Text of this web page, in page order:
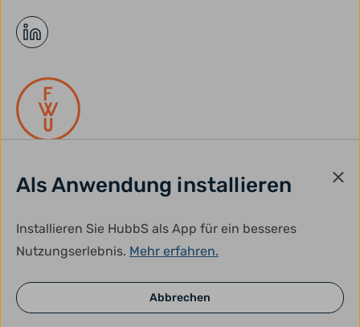
Als Anwendung installieren
Installieren Sie HubbS als App für ein besseres
Nutzungserlebnis. Mehr erfahren.
Abbrechen
gefördert durch: